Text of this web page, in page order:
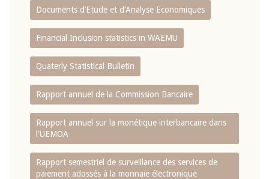
Documents d’Etude et d’Analyse Economiques
Financial Inclusion statistics in WAEMU
Quaterly Statistical Bulletin
Rapport annuel de la Commission Bancaire
Rapport annuel sur la monétique interbancaire dans
l'UEMOA
Rapport semestriel de surveillance des services de
paiement adossés à la monnaie électronique